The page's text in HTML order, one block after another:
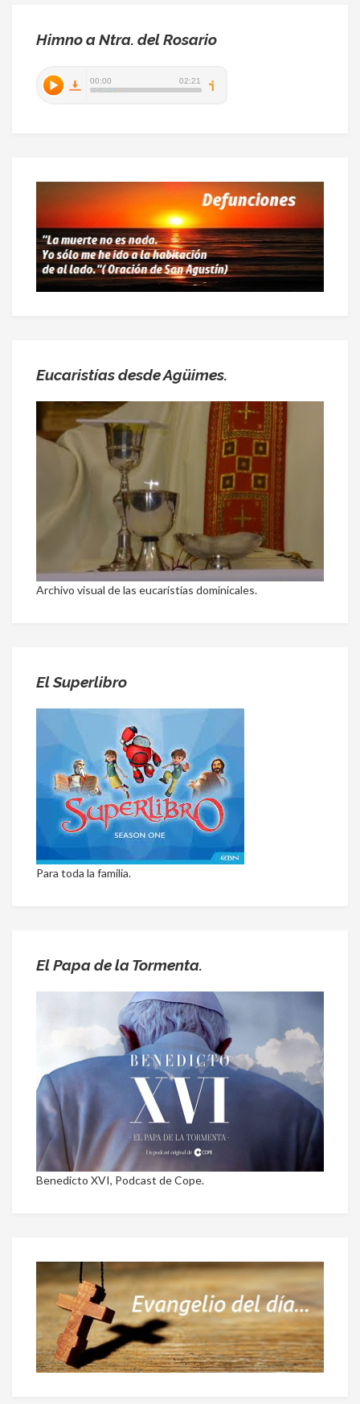
Himno a Ntra. del Rosario
Eucaristías desde Agüimes.
Archivo visual de las eucaristías dominicales.
El Superlibro
Para toda la familia.
El Papa de la Tormenta.
Benedicto XVI, Podcast de Cope.